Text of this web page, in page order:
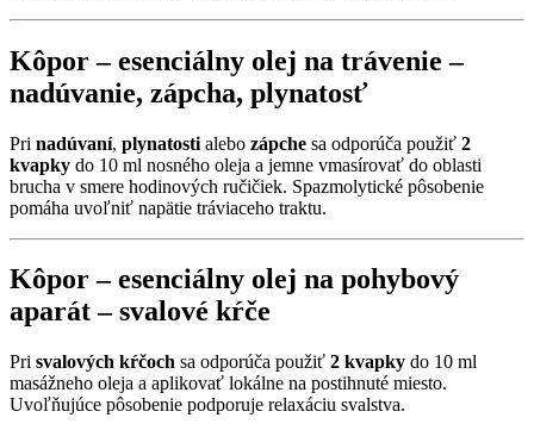
Kôpor – esenciálny olej na trávenie –
nadúvanie, zápcha, plynatosť
Pri nadúvaní, plynatosti alebo zápche sa odporúča použiť 2
kvapky do 10 ml nosného oleja a jemne vmasírovať do oblasti
brucha v smere hodinových ručičiek. Spazmolytické pôsobenie
pomáha uvoľniť napätie tráviaceho traktu.
Kôpor – esenciálny olej na pohybový
aparát –svalové kŕče
Pri svalových kŕčoch sa odporúča použiť 2 kvapky do 10 ml
masážneho oleja a aplikovať lokálne na postihnuté miesto.
Uvoľňujúce pôsobenie podporuje relaxáciu svalstva.